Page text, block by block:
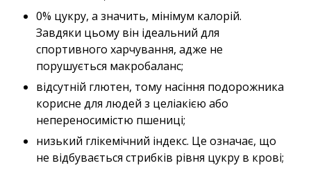
0% цукру, а значить, мінімум калорій.
Завдяки цьому він ідеальний для
спортивного харчування, адже не
порушується макробаланс;
відсутній глютен, тому насіння подорожника
корисне для людей з целіакією або
непереносимістю пшениці;
низький глікемічний індекс. Це означає, що
не відбувається стрибків рівня цукру в крові;